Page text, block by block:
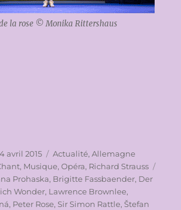
la rose © Monika Rittershaus
Publié
4 avril 2015 Catégories
Actualité,Allemagne
, Musique,Opéra, Richard Strauss
Prohaska, Brigitte Fassbaender, Der
Wonder, Lawrence Brownlee,
, Peter Rose, Sir Simon Rattle, Štefan